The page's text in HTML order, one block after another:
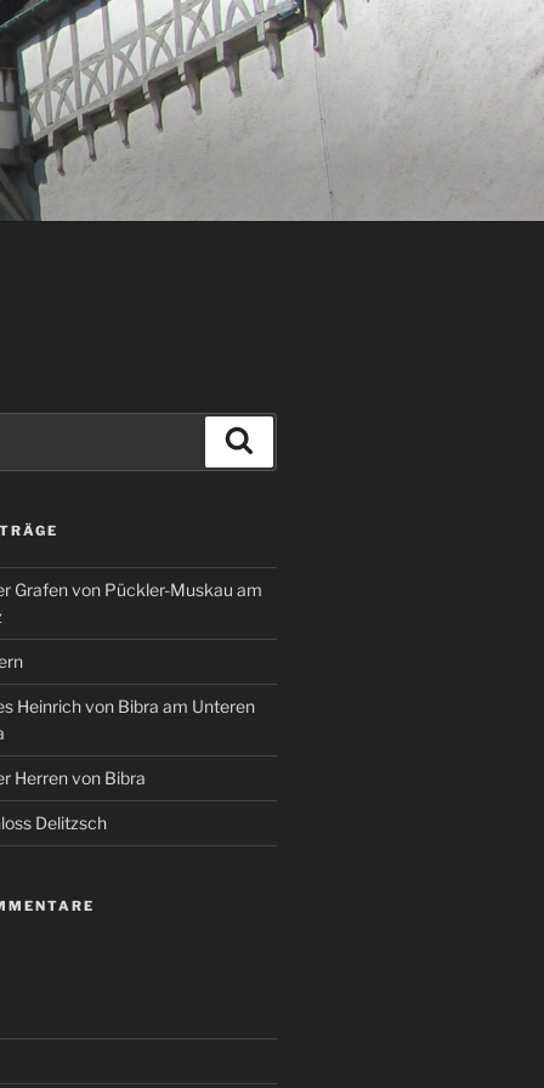
Grafen von Pückler-Muskau am
Heinrich von Bibra am Unteren
Herren von Bibra
Delitzsch